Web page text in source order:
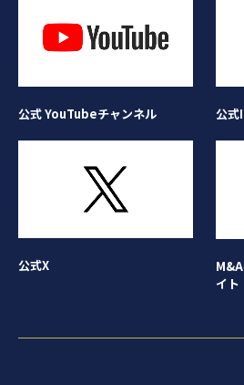
公式 YouTubeチャンネル 公
公式X
イト